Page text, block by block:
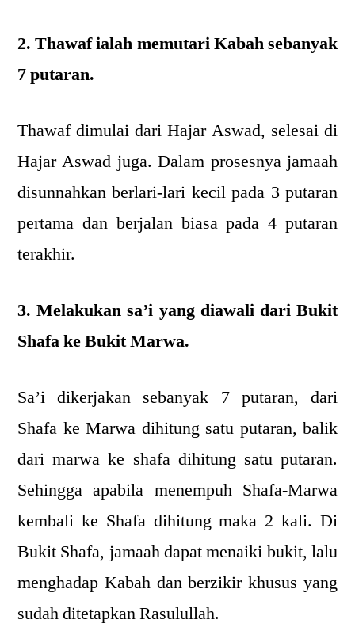
2. Thawaf ialah memutari Kabah sebanyak
7 putaran.
Thawaf dimulai dari Hajar Aswad, selesai di
Hajar Aswad juga. Dalam prosesnya jamaah
disunnahkan berlari-lari kecil pada 3 putaran
pertama dan berjalan biasa pada 4 putaran
terakhir.
3. Melakukan sa’i yang diawali dari Bukit
Shafa ke Bukit Marwa.
Sa’i dikerjakan sebanyak 7 putaran, dari
Shafa ke Marwa dihitung satu putaran, balik
dari marwa ke shafa dihitung satu putaran.
Sehingga apabila menempuh Shafa-Marwa
kembali ke Shafa dihitung maka 2 kali. Di
Bukit Shafa, jamaah dapat menaiki bukit, lalu
menghadap Kabah dan berzikir khusus yang
sudah ditetapkan Rasulullah.